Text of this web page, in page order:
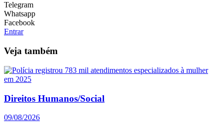
Telegram
Whatsapp
Facebook
Entrar
Veja também
Direitos Humanos/Social
09/08/2026